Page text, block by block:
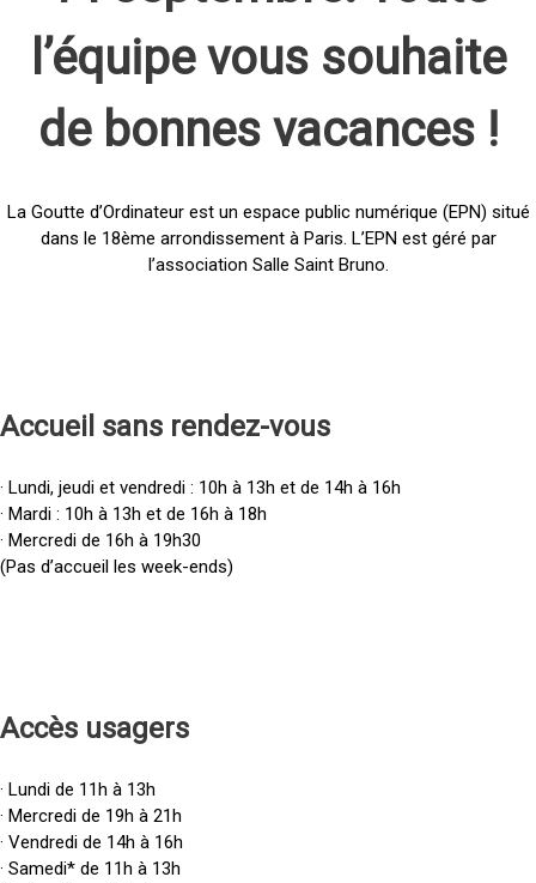
l’équipe vous souhaite
de bonnes vacances !
La Goutte d’Ordinateur est un espace public numérique (EPN) situé
dans le 18ème arrondissement à Paris. L’EPN est géré par
l’association Salle Saint Bruno.
Accueil sans rendez-vous
· Lundi, jeudi et vendredi : 10h à 13h et de 14h à 16h
· Mardi : 10h à 13h et de 16h à 18h
· Mercredi de 16h à 19h30
(Pas d’accueil les week-ends)
Accès usagers
· Lundi de 11h à 13h
· Mercredi de 19h à 21h
· Vendredi de 14h à 16h
· Samedi* de 11h à 13h